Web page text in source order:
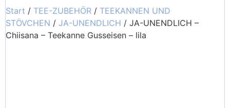
Start / TEE-ZUBEHÖR / TEEKANNEN UND
STÖVCHEN / JA-UNENDLICH / JA-UNENDLICH –
Chiisana – Teekanne Gusseisen – lila